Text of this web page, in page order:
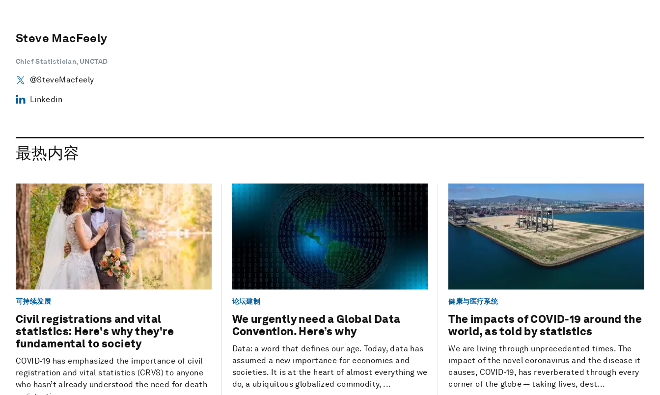
Steve MacFeely
Chief Statistician, UNCTAD
@SteveMacfeely
Linkedin
最热内容
可持续发展
Civil registrations and vital
statistics: Here's why they're
fundamental to society
COVID-19 has emphasized the importance of civil
registration and vital statistics (CRVS) to anyone
who hasn’t already understood the need for death
论坛建制
We urgently need a Global Data
Convention. Here’s why
Data: a word that defines our age. Today, data has
assumed a new importance for economies and
societies. It is at the heart of almost everything we
do, a ubiquitous globalized commodity, ...
健康与医疗系统
The impacts of COVID-19 around the
world, as told by statistics
We are living through unprecedented times. The
impact of the novel coronavirus and the disease it
causes, COVID-19, has reverberated through every
corner of the globe — taking lives, dest...